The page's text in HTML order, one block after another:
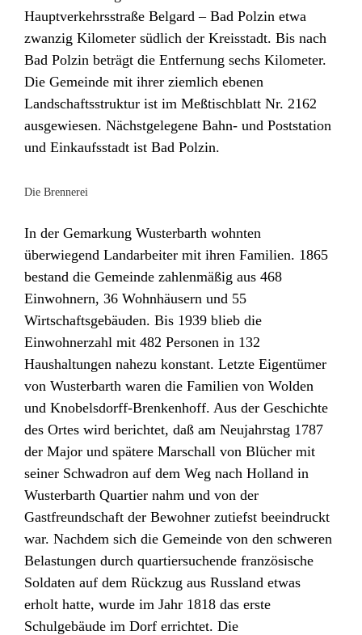
Hauptverkehrsstraße Belgard – Bad Polzin etwa
zwanzig Kilometer südlich der Kreisstadt. Bis nach
Bad Polzin beträgt die Entfernung sechs Kilometer.
Die Gemeinde mit ihrer ziemlich ebenen
Landschaftsstruktur ist im Meßtischblatt Nr. 2162
ausgewiesen. Nächstgelegene Bahn- und Poststation
und Einkaufsstadt ist Bad Polzin.
Die Brennerei
In der Gemarkung Wusterbarth wohnten
überwiegend Landarbeiter mit ihren Familien. 1865
bestand die Gemeinde zahlenmäßig aus 468
Einwohnern, 36 Wohnhäusern und 55
Wirtschaftsgebäuden. Bis 1939 blieb die
Einwohnerzahl mit 482 Personen in 132
Haushaltungen nahezu konstant. Letzte Eigentümer
von Wusterbarth waren die Familien von Wolden
und Knobelsdorff-Brenkenhoff. Aus der Geschichte
des Ortes wird berichtet, daß am Neujahrstag 1787
der Major und spätere Marschall von Blücher mit
seiner Schwadron auf dem Weg nach Holland in
Wusterbarth Quartier nahm und von der
Gastfreundschaft der Bewohner zutiefst beeindruckt
war. Nachdem sich die Gemeinde von den schweren
Belastungen durch quartiersuchende französische
Soldaten auf dem Rückzug aus Russland etwas
erholt hatte, wurde im Jahr 1818 das erste
Schulgebäude im Dorf errichtet. Die